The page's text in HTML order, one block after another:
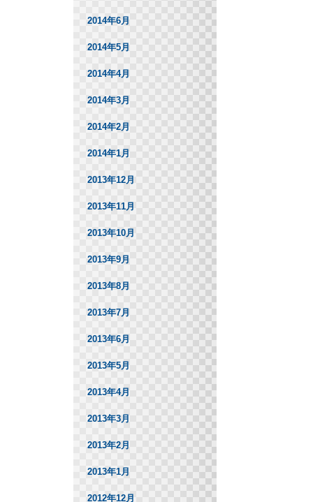
2014年6月
2014年5月
2014年4月
2014年3月
2014年2月
2014年1月
2013年12月
2013年11月
2013年10月
2013年9月
2013年8月
2013年7月
2013年6月
2013年5月
2013年4月
2013年3月
2013年2月
2013年1月
2012年12月